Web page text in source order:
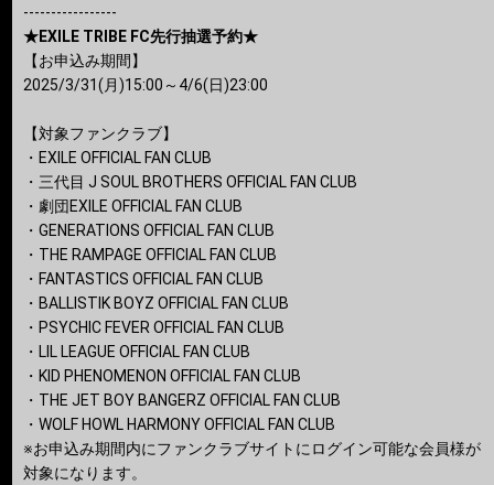
-----------------
★EXILE TRIBE FC先行抽選予約★
【お申込み期間】
2025/3/31(月)15:00～4/6(日)23:00
【対象ファンクラブ】
・EXILE OFFICIAL FAN CLUB
・三代目 J SOUL BROTHERS OFFICIAL FAN CLUB
・劇団EXILE OFFICIAL FAN CLUB
・GENERATIONS OFFICIAL FAN CLUB
・THE RAMPAGE OFFICIAL FAN CLUB
・FANTASTICS OFFICIAL FAN CLUB
・BALLISTIK BOYZ OFFICIAL FAN CLUB
・PSYCHIC FEVER OFFICIAL FAN CLUB
・LIL LEAGUE OFFICIAL FAN CLUB
・KID PHENOMENON OFFICIAL FAN CLUB
・THE JET BOY BANGERZ OFFICIAL FAN CLUB
・WOLF HOWL HARMONY OFFICIAL FAN CLUB
※お申込み期間内にファンクラブサイトにログイン可能な会員様が
対象になります。